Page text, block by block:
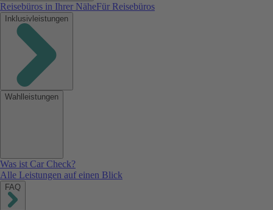
Reisebüros in Ihrer NäheFür Reisebüros
Inklusivleistungen
Wahlleistungen
Was ist Car Check?
Alle Leistungen auf einen Blick
FAQ